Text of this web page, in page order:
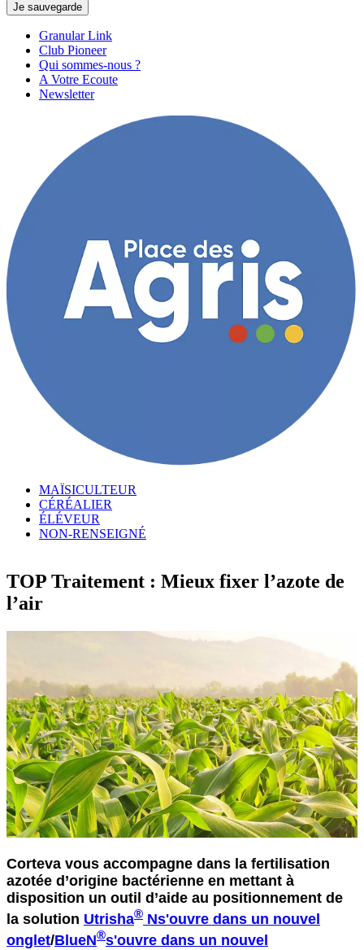
Je sauvegarde
Granular Link
Club Pioneer
Qui sommes-nous ?
A Votre Ecoute
Newsletter
MAÏSICULTEUR
CÉRÉALIER
ÉLÉVEUR
NON-RENSEIGNÉ
TOP Traitement : Mieux fixer l’azote de
l’air
Corteva vous accompagne dans la fertilisation
azotée d’origine bactérienne en mettant à
disposition un outil d’aide au positionnement de
la solution Utrisha® Ns'ouvre dans un nouvel
onglet/BlueN®s'ouvre dans un nouvel